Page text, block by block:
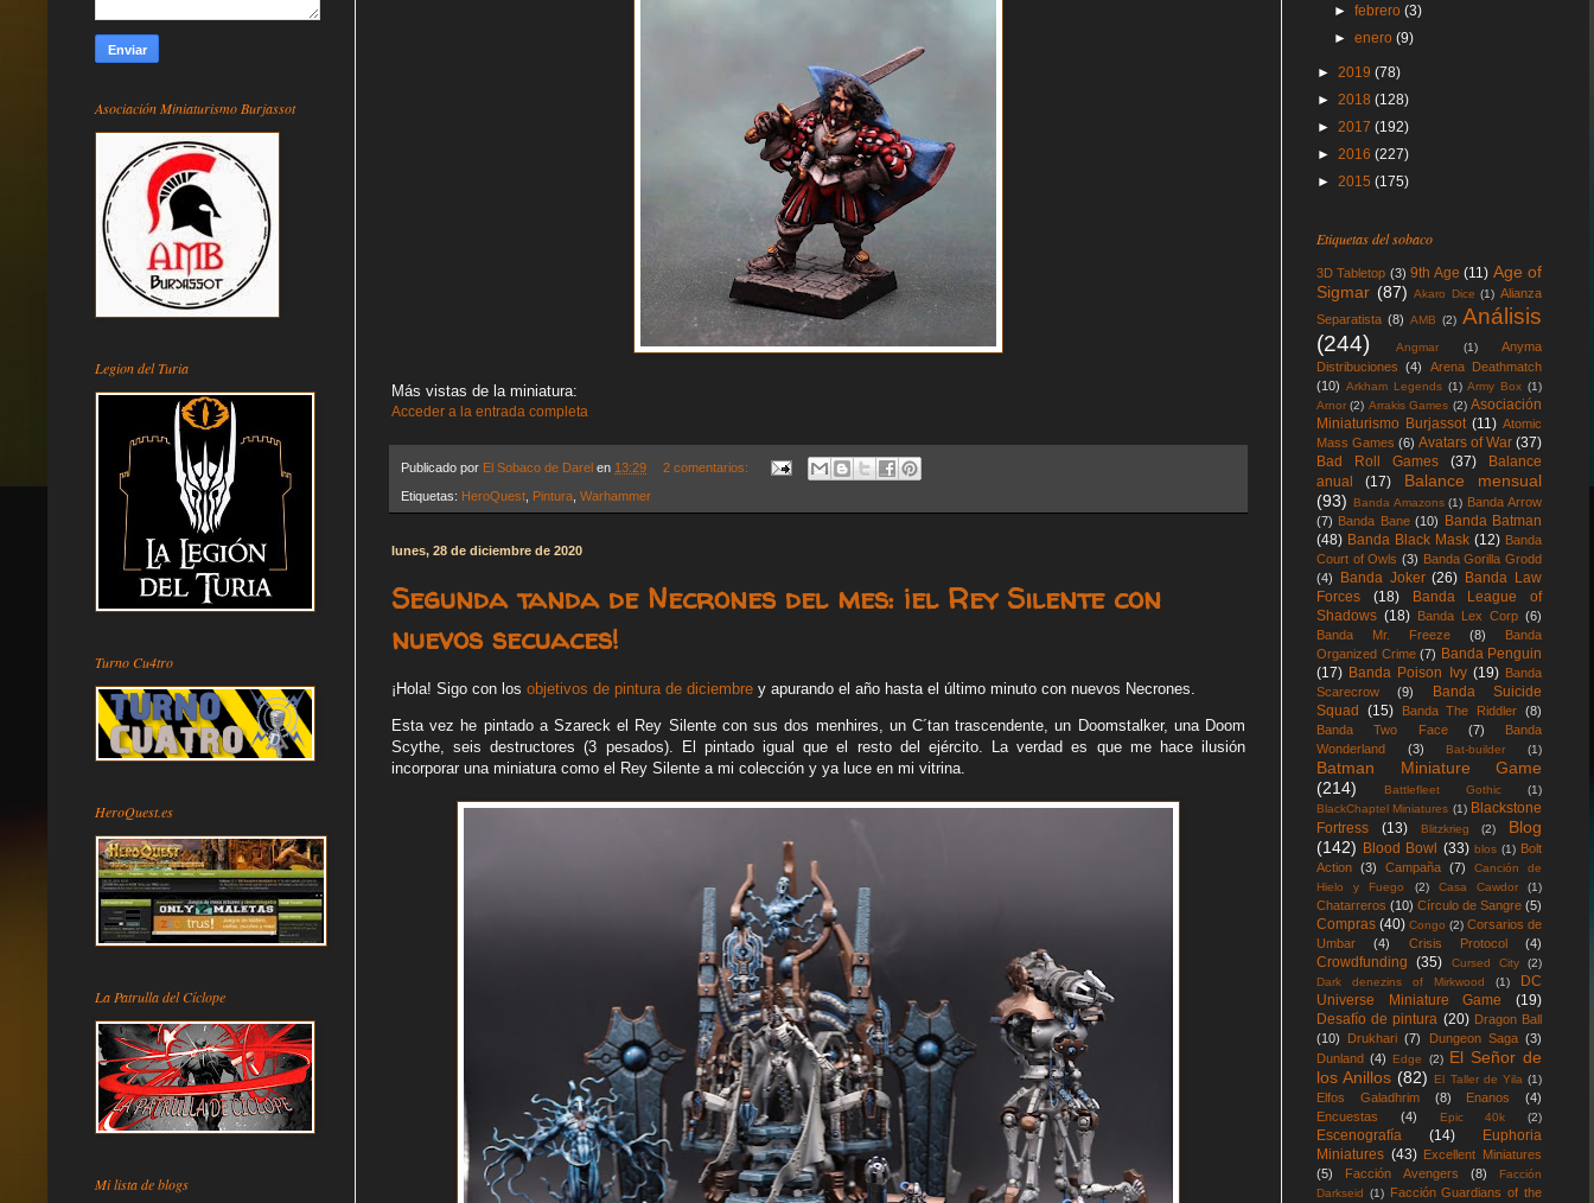
Más vistas de la miniatura:
Acceder a la entrada completa
Publicado por El Sobaco de Darel en 13:29 2 comentarios:
Etiquetas: HeroQuest Pintura Warhammer
lunes, 28 de diciembre de 2020
Segunda tanda de Necrones del mes: ¡el Rey Silente con
nuevos secuaces!
¡Hola! Sigo con los objetivos de pintura de diciembre y apurando el año hasta el último minuto con nuevos Necrones.
Esta vez he pintado a Szareck el Rey Silente con sus dos menhires, un C´tan trascendente, un Doomstalker, una Doom
Scythe, seis destructores (3 pesados). El pintado igual que el resto del ejército. La verdad es que me hace ilusión
incorporar una miniatura como el Rey Silente a mi colección y ya luce en mi vitrina.
Asociación Miniaturismo Burjassot
Legion del Turia
Turno Cu4tro
HeroQuest.es
La Patrulla del Cíclope
Mi lista de blogs
►febrero(3)
►enero(9)
► 2019 (78)
► 2018 (128)
► 2017 (192)
► 2016 (227)
► 2015 (175)
Etiquetas del sobaco
3D Tabletop (3) 9th Age (11) Age of
Sigmar (87) Akaro Dice (1) Alianza
Separatista (8) AMB (2) Análisis
(244)
Angmar (1)
Anyma
Distribuciones
(4)
Arena Deathmatch
(10) Arkham Legends (1) Army Box (1)
Arnor (2) Arrakis Games (2) Asociación
Miniaturismo Burjassot (11) Atomic
Mass Games (6) Avatars of War (37)
Bad Roll Games
(37)
Balance
anual
(17)
Balance mensual
(93)
Banda Amazons (1) Banda Arrow
(7) Banda Bane (10)
Banda Batman
(48) Banda Black Mask (12) Banda
Court of Owls (3) Banda Gorilla Grodd
(4)
Banda Joker (26) Banda Law
Forces
(18)
Banda League of
Shadows (18) Banda Lex Corp (6)
Banda Mr. Freeze
(8)
Banda
Organized Crime (7) Banda Penguin
(17) Banda Poison Ivy (19) Banda
Scarecrow
(9)
Banda Suicide
Squad
(15) Banda The Riddler (8)
Banda Two Face
(7)
Banda
Wonderland
(3) Bat-builder (1)
Batman Miniature Game
(214)
Battlefleet Gothic
(1)
BlackChaptel Miniatures (1) Blackstone
Fortress
(13) Blitzkrieg (2)
Blog
(142) Blood Bowl (33) blos (1) Bolt
Action (3) Campaña (7)
Canción de
Hielo y Fuego
(2) Casa Cawdor (1)
Chatarreros (10) Círculo de Sangre (5)
Compras (40) Congo (2) Corsarios de
Umbar
(4) Crisis Protocol (4)
Crowdfunding (35) Cursed City
(2)
Dark denezins of Mirkwood
(1)
DC
Universe Miniature Game
(19)
Desafío de pintura (20) Dragon Ball
(10)
Drukhari (7) Dungeon Saga (3)
Dunland (4) Edge (2) El Señor de
los Anillos (82) El Taller de Yila (1)
Elfos Galadhrim (8) Enanos
(4)
Encuestas
(4) Epic 40k (2)
Escenografía (14)
Euphoria
Miniatures (43) Excellent Miniatures
(5)
Facción Avengers (8)
Facción
Darkseid (1) Facción Guardians of the